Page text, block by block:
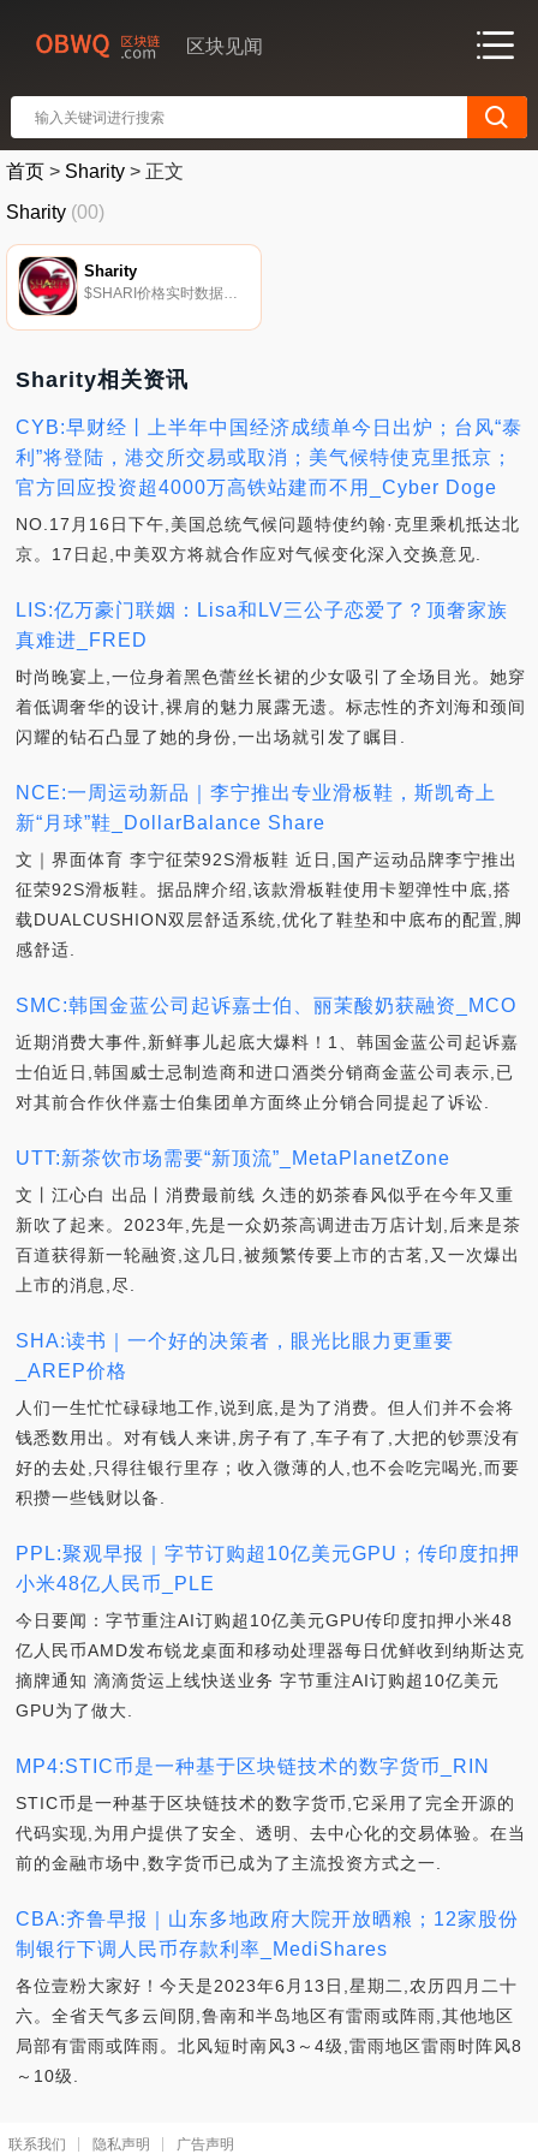
区块见闻
首页 > Sharity > 正文
Sharity (00)
Sharity
$SHARI价格实时数据我们的目标是彻底改变慈善领域,用我们革命性的应用程序只需轻轻一按按钮,就可以搭建一座连接世界的桥梁.
Sharity相关资讯
CYB:早财经丨上半年中国经济成绩单今日出炉；台风“泰
利”将登陆，港交所交易或取消；美气候特使克里抵京；
官方回应投资超4000万高铁站建而不用_Cyber Doge
NO.17月16日下午,美国总统气候问题特使约翰·克里乘机抵达北
京。17日起,中美双方将就合作应对气候变化深入交换意见.
LIS:亿万豪门联姻：Lisa和LV三公子恋爱了？顶奢家族
真难进_FRED
时尚晚宴上,一位身着黑色蕾丝长裙的少女吸引了全场目光。她穿
着低调奢华的设计,裸肩的魅力展露无遗。标志性的齐刘海和颈间
闪耀的钻石凸显了她的身份,一出场就引发了瞩目.
NCE:一周运动新品｜李宁推出专业滑板鞋，斯凯奇上
新“月球”鞋_DollarBalance Share
文｜界面体育 李宁征荣92S滑板鞋 近日,国产运动品牌李宁推出
征荣92S滑板鞋。据品牌介绍,该款滑板鞋使用卡塑弹性中底,搭
载DUALCUSHION双层舒适系统,优化了鞋垫和中底布的配置,脚
感舒适.
SMC:韩国金蓝公司起诉嘉士伯、丽茉酸奶获融资_MCO
近期消费大事件,新鲜事儿起底大爆料！1、韩国金蓝公司起诉嘉
士伯近日,韩国威士忌制造商和进口酒类分销商金蓝公司表示,已
对其前合作伙伴嘉士伯集团单方面终止分销合同提起了诉讼.
UTT:新茶饮市场需要“新顶流”_MetaPlanetZone
文丨江心白 出品丨消费最前线 久违的奶茶春风似乎在今年又重
新吹了起来。2023年,先是一众奶茶高调进击万店计划,后来是茶
百道获得新一轮融资,这几日,被频繁传要上市的古茗,又一次爆出
上市的消息,尽.
SHA:读书｜一个好的决策者，眼光比眼力更重要
_AREP价格
人们一生忙忙碌碌地工作,说到底,是为了消费。但人们并不会将
钱悉数用出。对有钱人来讲,房子有了,车子有了,大把的钞票没有
好的去处,只得往银行里存；收入微薄的人,也不会吃完喝光,而要
积攒一些钱财以备.
PPL:聚观早报｜字节订购超10亿美元GPU；传印度扣押
小米48亿人民币_PLE
今日要闻：字节重注AI订购超10亿美元GPU传印度扣押小米48
亿人民币AMD发布锐龙桌面和移动处理器每日优鲜收到纳斯达克
摘牌通知 滴滴货运上线快送业务 字节重注AI订购超10亿美元
GPU为了做大.
MP4:STIC币是一种基于区块链技术的数字货币_RIN
STIC币是一种基于区块链技术的数字货币,它采用了完全开源的
代码实现,为用户提供了安全、透明、去中心化的交易体验。在当
前的金融市场中,数字货币已成为了主流投资方式之一.
CBA:齐鲁早报｜山东多地政府大院开放晒粮；12家股份
制银行下调人民币存款利率_MediShares
各位壹粉大家好！今天是2023年6月13日,星期二,农历四月二十
六。全省天气多云间阴,鲁南和半岛地区有雷雨或阵雨,其他地区
局部有雷雨或阵雨。北风短时南风3～4级,雷雨地区雷雨时阵风8
～10级.
联系我们 隐私声明 广告声明